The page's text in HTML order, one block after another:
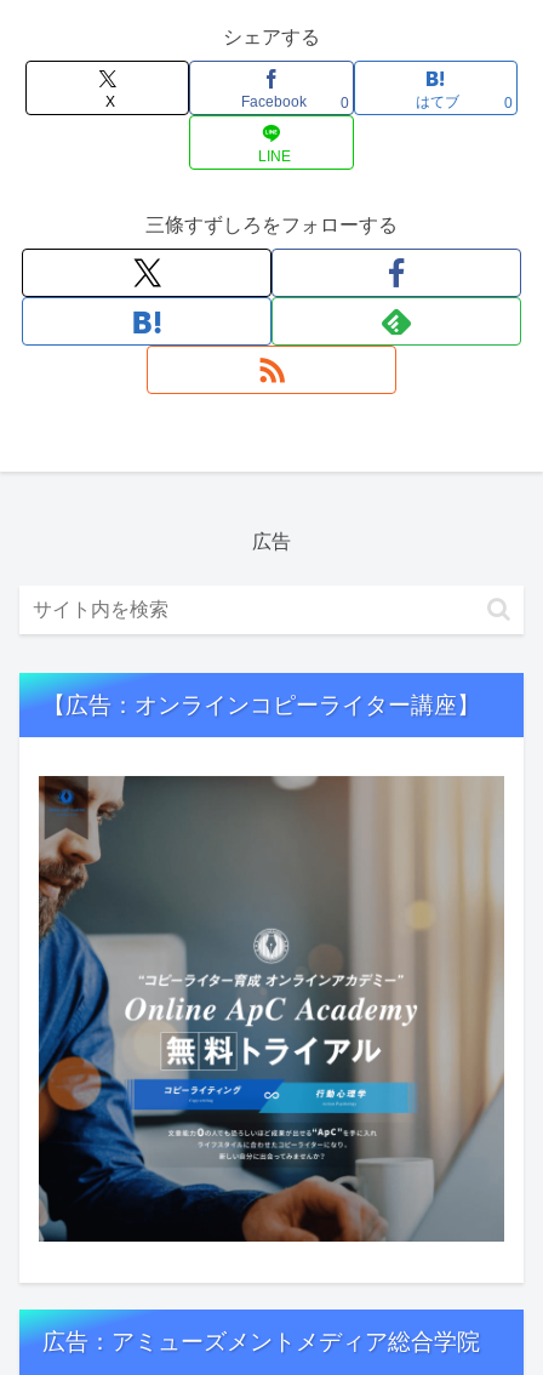
承………………～続きを読む～
シェアする
X Facebook 0 はてブ 0
LINE
三條すずしろをフォローする
広告
【広告：オンラインコピーライター講座】
広告：アミューズメントメディア総合学院